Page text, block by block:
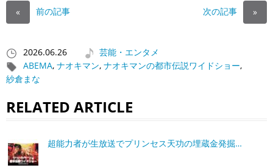
« 前の記事 次の記事 »
2026.06.26
芸能・エンタメ
ABEMA, ナオキマン, ナオキマンの都市伝説ワイドショー,
紗倉まな
RELATED ARTICLE
超能力者が生放送でプリンセス天功の埋蔵金発掘…